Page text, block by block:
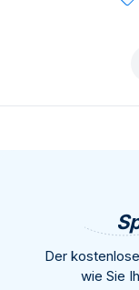
Der
wie Sie